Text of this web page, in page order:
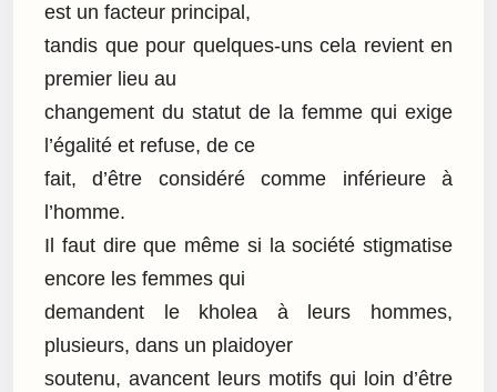
est un facteur principal,
tandis que pour quelques-uns cela revient en
premier lieu au
changement du statut de la femme qui exige
l’égalité et refuse, de ce
fait, d’être considéré comme inférieure à
l’homme.
Il faut dire que même si la société stigmatise
encore les femmes qui
demandent le kholea à leurs hommes,
plusieurs, dans un plaidoyer
soutenu, avancent leurs motifs qui loin d’être